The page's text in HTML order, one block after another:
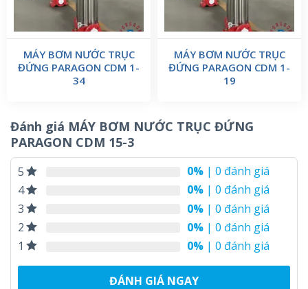
MÁY BƠM NƯỚC TRỤC
ĐỨNG PARAGON CDM 1-
34
MÁY BƠM NƯỚC TRỤC
ĐỨNG PARAGON CDM 1-
19
Đánh giá MÁY BƠM NƯỚC TRỤC ĐỨNG
PARAGON CDM 15-3
5 0% | 0 đánh giá
4
0% | 0 đánh giá
3
0% | 0 đánh giá
2
0% | 0 đánh giá
1
0% | 0 đánh giá
ĐÁNH GIÁ NGAY